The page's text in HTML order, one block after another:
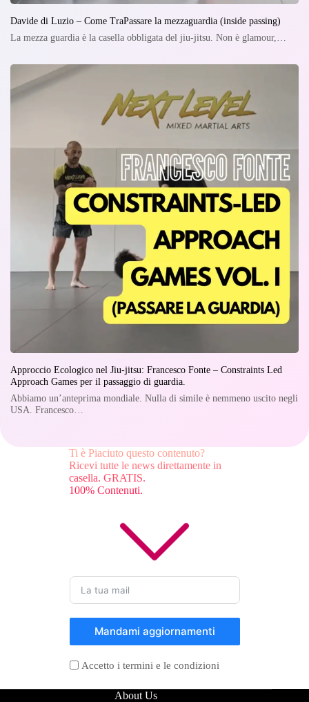
Davide di Luzio – Come TraPassare la mezzaguardia (inside passing)
La mezza guardia è la casella obbligata del jiu-jitsu. Non è glamour,…
Approccio Ecologico nel Jiu-jitsu: Francesco Fonte – Constraints Led
Approach Games per il passaggio di guardia.
Abbiamo un’anteprima mondiale. Nulla di simile è nemmeno uscito negli
USA. Francesco…
Ti è Piaciuto questo contenuto?
Ricevi tutte le news direttamente in
casella. GRATIS.
100% Contenuti.
Mandami aggiornamenti
Accetto i termini e le condizioni
About Us